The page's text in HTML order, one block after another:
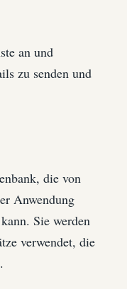
an und
zu senden und
die von
Anwendung
Sie werden
verwendet, die